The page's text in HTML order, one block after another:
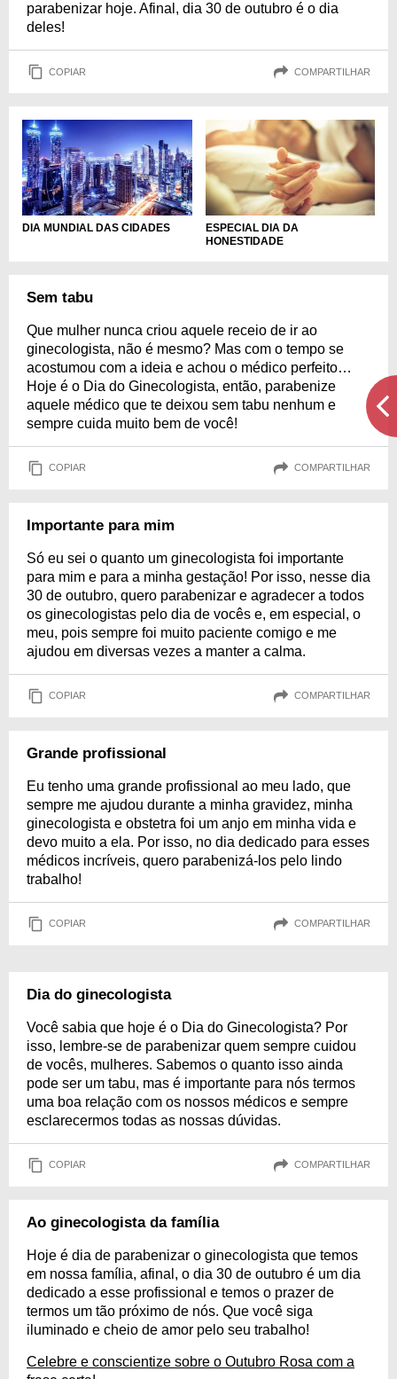
parabenizar hoje. Afinal, dia 30 de outubro é o dia
deles!
COPIAR COMPARTILHAR
DIA MUNDIAL DAS CIDADES
ESPECIAL DIA DA
HONESTIDADE
Sem tabu
Que mulher nunca criou aquele receio de ir ao
ginecologista, não é mesmo? Mas com o tempo se
acostumou com a ideia e achou o médico perfeito…
Hoje é o Dia do Ginecologista, então, parabenize
aquele médico que te deixou sem tabu nenhum e
sempre cuida muito bem de você!
COPIAR COMPARTILHAR
Importante para mim
Só eu sei o quanto um ginecologista foi importante
para mim e para a minha gestação! Por isso, nesse dia
30 de outubro, quero parabenizar e agradecer a todos
os ginecologistas pelo dia de vocês e, em especial, o
meu, pois sempre foi muito paciente comigo e me
ajudou em diversas vezes a manter a calma.
COPIAR COMPARTILHAR
Grande profissional
Eu tenho uma grande profissional ao meu lado, que
sempre me ajudou durante a minha gravidez, minha
ginecologista e obstetra foi um anjo em minha vida e
devo muito a ela. Por isso, no dia dedicado para esses
médicos incríveis, quero parabenizá-los pelo lindo
trabalho!
COPIAR COMPARTILHAR
Dia do ginecologista
Você sabia que hoje é o Dia do Ginecologista? Por
isso, lembre-se de parabenizar quem sempre cuidou
de vocês, mulheres. Sabemos o quanto isso ainda
pode ser um tabu, mas é importante para nós termos
uma boa relação com os nossos médicos e sempre
esclarecermos todas as nossas dúvidas.
COPIAR COMPARTILHAR
Ao ginecologista da família
Hoje é dia de parabenizar o ginecologista que temos
em nossa família, afinal, o dia 30 de outubro é um dia
dedicado a esse profissional e temos o prazer de
termos um tão próximo de nós. Que você siga
iluminado e cheio de amor pelo seu trabalho!
Celebre e conscientize sobre o Outubro Rosa com a